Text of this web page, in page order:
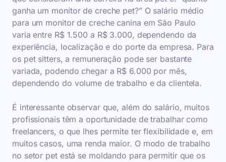
ganha um monitor de creche pet?” O salário médio
para um monitor de creche canina em São Paulo
varia entre R$ 1.500 a R$ 3.000, dependendo da
experiência, localização e do porte da empresa. Para
os pet sitters, a remuneração pode ser bastante
variada, podendo chegar a R$ 6.000 por mês,
dependendo do volume de trabalho e da clientela.
É interessante observar que, além do salário, muitos
profissionais têm a oportunidade de trabalhar como
freelancers, o que lhes permite ter flexibilidade e, em
muitos casos, uma renda maior. O modo de trabalho
no setor pet está se moldando para permitir que os